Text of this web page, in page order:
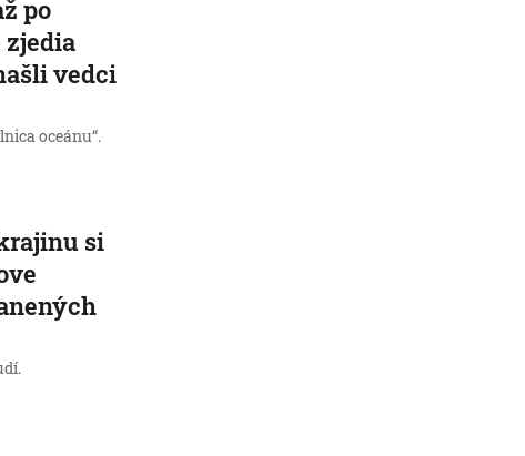
po
vedci
oceánu“.
si